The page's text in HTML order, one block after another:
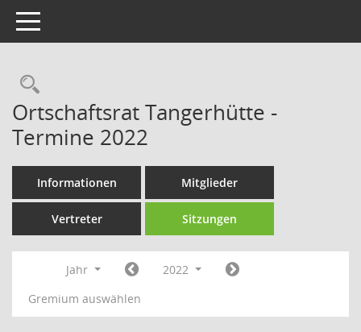
Toggle navigation
Rechercheauswahl
Ortschaftsrat Tangerhütte -
Termine 2022
Informationen Mitglieder
Vertreter Sitzungen
Jahr
2022
Gremium auswählen